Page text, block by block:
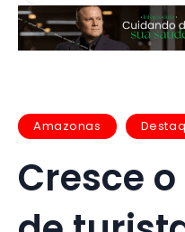
Amazonas
Cresce